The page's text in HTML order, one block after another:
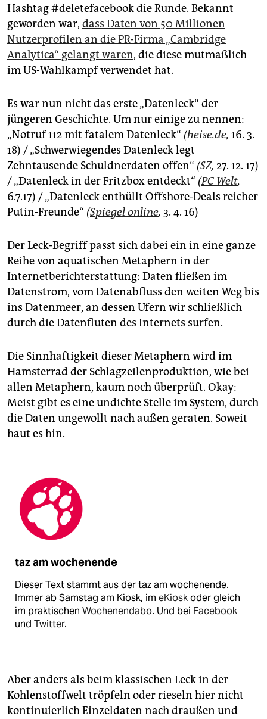
Hashtag #deletefacebook die Runde. Bekannt
geworden war, dass Daten von 50 Millionen
Nutzerprofilen an die PR-Firma „Cambridge
Analytica“ gelangt waren, die diese mutmaßlich
im US-Wahlkampf verwendet hat.
Es war nun nicht das erste „Datenleck“ der
jüngeren Geschichte. Um nur einige zu nennen:
„Notruf 112 mit fatalem Datenleck“ (heise.de, 16. 3.
18) / „Schwerwiegendes Datenleck legt
Zehntausende Schuldnerdaten offen“ (SZ, 27. 12. 17)
/ „Datenleck in der Fritzbox entdeckt“ (PC Welt,
6.7.17) / „Datenleck enthüllt Offshore-Deals reicher
Putin-Freunde“ (Spiegel online, 3. 4. 16)
Der Leck-Begriff passt sich dabei ein in eine ganze
Reihe von aquatischen Metaphern in der
Internetberichterstattung: Daten fließen im
Datenstrom, vom Datenabfluss den weiten Weg bis
ins Datenmeer, an dessen Ufern wir schließlich
durch die Datenfluten des Internets surfen.
Die Sinnhaftigkeit dieser Metaphern wird im
Hamsterrad der Schlagzeilenproduktion, wie bei
allen Metaphern, kaum noch überprüft. Okay:
Meist gibt es eine undichte Stelle im System, durch
die Daten ungewollt nach außen geraten. Soweit
haut es hin.
taz am wochenende
Dieser Text stammt aus der taz am wochenende.
Immer ab Samstag am Kiosk, im eKioskoder gleich
im praktischen Wochenendabo. Und bei Facebook
und Twitter.
Aber anders als beim klassischen Leck in der
Kohlenstoffwelt tröpfeln oder rieseln hier nicht
kontinuierlich Einzeldaten nach draußen und